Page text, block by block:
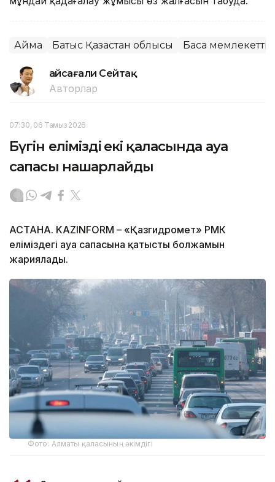
Аймақ Батыс Қазақстан облысы Басқа
Ғайсағали Сейтақ
Авторлар
07:30, 06 Тамыз 2026
Бүгін еліміздің екі қаласында ауа
сапасы нашарлайды
АСТАНА. KAZINFORM – «Қазгидромет» РМК
еліміздегі ауа сапасына қатысты болжамын
жариялады.
Фото: Алматы қаласының әкімдігі